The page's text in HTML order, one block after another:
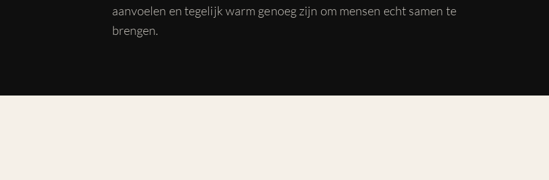
aanvoelen en tegelijk warm genoeg zijn om mensen echt samen te
brengen.